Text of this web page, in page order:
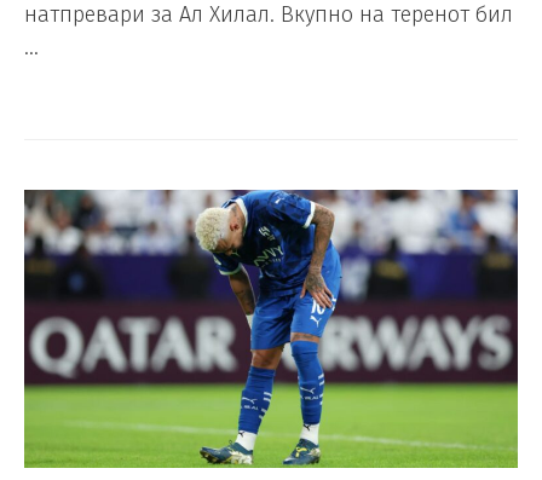
натпревари за Ал Хилал. Вкупно на теренот бил
…